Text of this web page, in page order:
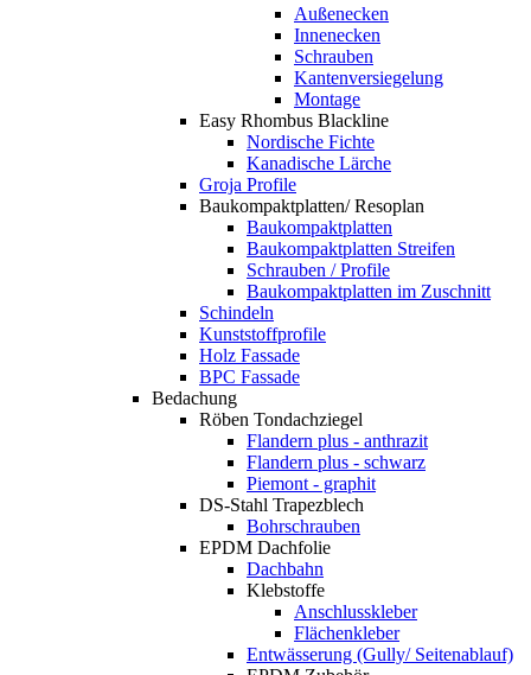
Außenecken
Innenecken
Schrauben
Kantenversiegelung
Montage
Easy Rhombus Blackline
Nordische Fichte
Kanadische Lärche
Groja Profile
Baukompaktplatten/ Resoplan
Baukompaktplatten
Baukompaktplatten Streifen
Schrauben / Profile
Baukompaktplatten im Zuschnitt
Schindeln
Kunststoffprofile
Holz Fassade
BPC Fassade
Bedachung
Röben Tondachziegel
Flandern plus - anthrazit
Flandern plus - schwarz
Piemont - graphit
DS-Stahl Trapezblech
Bohrschrauben
EPDM Dachfolie
Dachbahn
Klebstoffe
Anschlusskleber
Flächenkleber
Entwässerung (Gully/ Seitenablauf)